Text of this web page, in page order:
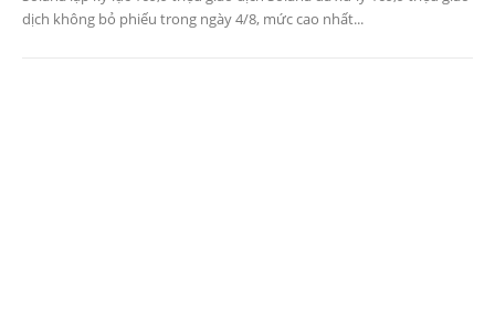
dịch không bỏ phiếu trong ngày 4/8, mức cao nhất...